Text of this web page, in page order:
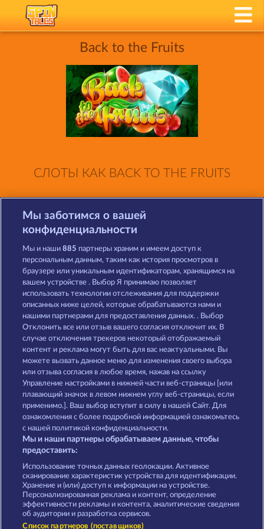
Back to the Fruits
СЛОТЫ КАК BACK TO THE FRUITS
7 Supernova Fruits New Limits 3 Golden Cherries
Explodiac Maxi Play Fruits First Diamond Treasures
Правила КОНФИДЕНЦИАЛЬНОСТЬ
О компании Компания
Партнерская программа
Отправить Запрос об Отказе
Мы заботимся о вашей
конфиденциальности
Мы и наши885 партнеры храним и имеем доступ к
персональным данным, таким как история просмотров в
браузере или уникальным идентификаторам, хранящимся на
вашем устройстве . Выбор Я принимаю позволяет
использовать технологии отслеживания для поддержки
описанных ниже целей, которые обрабатываются нами и
нашими партнерами для предоставления данных. . Выбор
Отклонить все или отзыв вашего согласия отключит их. В
случае отключения трекеров некоторый отображаемый
контент и реклама могут быть для вас неактуальными. Вы
можете вызвать данное меню для изменения своего выбора
или отзыва согласия в любое время, нажав на ссылку
Управление настройками в нижней части веб-страницы [или
плавающий значок в левом нижнем углу веб-страницы, если
применимо.]. Ваш выбор вступит в силу в нашей Сайт. Для
ознакомления с более подробной информацией ознакомьтесь
с нашей политикой конфиденциальности.
Мы и наши партнеры обрабатываем данные, чтобы
предоставить:
Использование точных данных геолокации. Активное
сканирование характеристик устройства для идентификации.
Хранение и (или) доступ к информации на устройстве.
Персонализированная реклама и контент, определение
эффективности рекламы и контента, аналитические сведения
об аудитории и разработка сервисов.
Список партнеров (поставщиков)